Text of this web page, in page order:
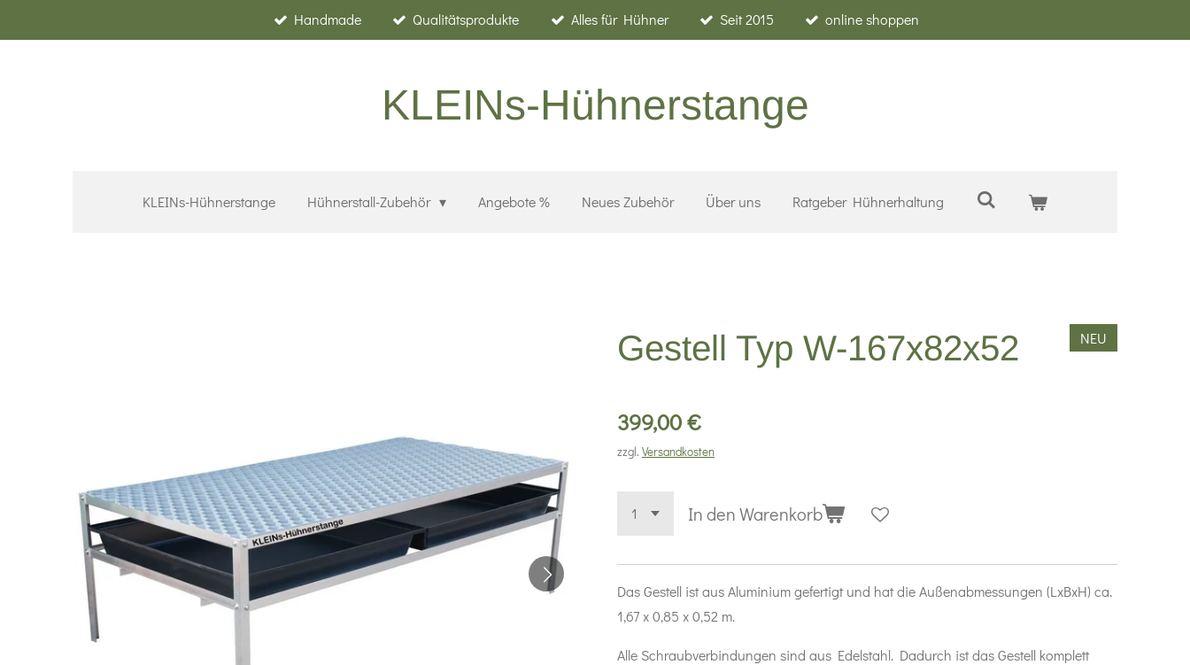
Hauptinhalt
Handmade Qualitätsprodukte Alles für Hühner Seit 2015 online shoppen
KLEINs-Hühnerstange
KLEINs-Hühnerstange Hühnerstall-Zubehör Angebote % Neues Zubehör Über uns Ratgeber Hühnerhaltung
Gestell Typ W-167x82x52 NEU
399,00 €
zzgl. Versandkosten
In den Warenkorb
Das Gestell ist aus Aluminium gefertigt und hat die Außenabmessungen (LxBxH) ca.
1,67 x 0,85 x 0,52 m.
Alle Schraubverbindungen sind aus Edelstahl. Dadurch ist das Gestell komplett